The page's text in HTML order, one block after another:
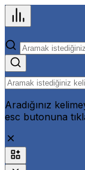
Aradığınız
esc butonuna